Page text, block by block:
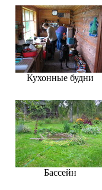
Кухонные будни
Бассейн